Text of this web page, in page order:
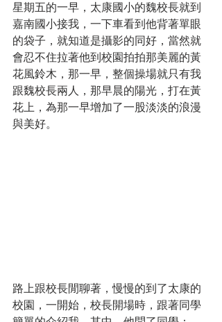
星期五的一早，太康國小的魏校長就到
嘉南國小接我，一下車看到他背著單眼
的袋子，就知道是攝影的同好，當然就
會忍不住拉著他到校園拍拍那美麗的黃
花風鈴木，那一早，整個操場就只有我
跟魏校長兩人，那早晨的陽光，打在黃
花上，為那一早增加了一股淡淡的浪漫
與美好。
路上跟校長閒聊著，慢慢的到了太康的
校園，一開始，校長開場時，跟著同學